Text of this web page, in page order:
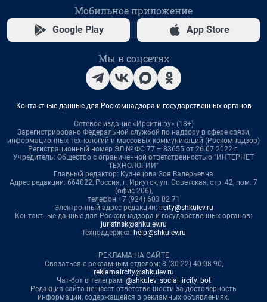
Мобильное приложение
Google Play App Store
Мы в соцсетях
Контактные данные для Роскомнадзора и государственных органов
Сетевое издание «Ирсити.ру» (18+)
Зарегистрировано Федеральной службой по надзору в сфере связи,
информационных технологий и массовых коммуникаций (Роскомнадзор)
Регистрационный номер ЭЛ № ФС 77 – 83655 от 26.07.2022 г.
Учредитель: Общество с ограниченной ответственностью "ИНТЕРНЕТ
ТЕХНОЛОГИИ"
Главный редактор: Кузнецова Зоя Валерьевна
Адрес редакции: 664022, Россия, г. Иркутск, ул. Советская, стр. 42, пом. 7
(офис 206),
телефон +7 (924) 603 02 71
Электронный адрес редакции: ircity@shkulev.ru
Контактные данные для Роскомнадзора и государственных органов:
juristnsk@shkulev.ru
Техподдержка: help@shkulev.ru
РЕКЛАМА НА САЙТЕ
Связаться с рекламным отделом: 8 (30-22) 40-08-90,
reklamaircity@shkulev.ru
Чат-бот в телеграм: @shkulev_social_ircity_bot
Редакция сайта не несет ответственности за достоверность
информации, содержащейся в рекламных объявлениях.